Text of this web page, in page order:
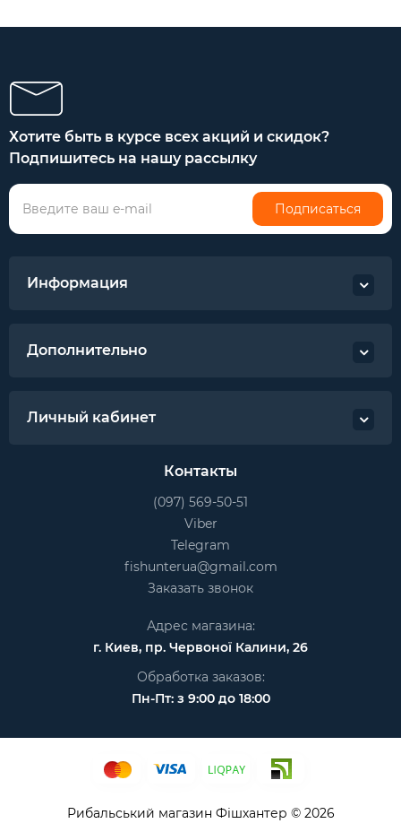
Хотите быть в курсе всех акций и скидок?
Подпишитесь на нашу рассылку
Подписаться
Информация
Дополнительно
Личный кабинет
Контакты
(097) 569-50-51
Viber
Telegram
fishunterua@gmail.com
Заказать звонок
Адрес магазина:
г. Киев, пр. Червоної Калини, 26
Обработка заказов:
Пн-Пт: з 9:00 до 18:00
Рибальський магазин Фішхантер © 2026